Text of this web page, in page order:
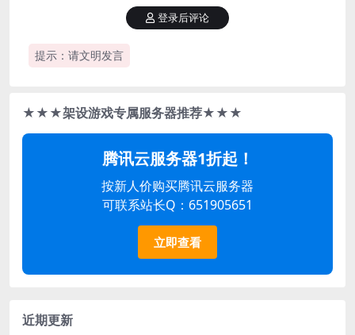
提示：请文明发言
登录后评论
★★★架设游戏专属服务器推荐★★★
腾讯云服务器1折起！
按新人价购买腾讯云服务器
可联系站长Q：651905651
立即查看
近期更新